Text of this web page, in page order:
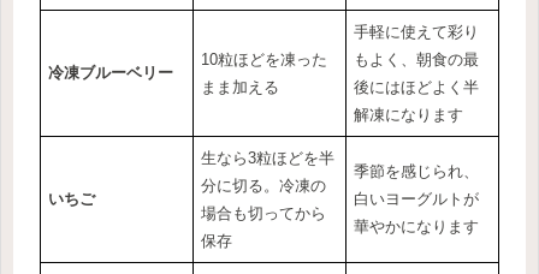
冷凍ブルーベリー
10粒ほどを凍った
まま加える
手軽に使えて彩り
もよく、朝食の最
後にはほどよく半
解凍になります
いちご
生なら3粒ほどを半
分に切る。冷凍の
場合も切ってから
保存
季節を感じられ、
白いヨーグルトが
華やかになります